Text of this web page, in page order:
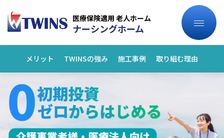
医療保険適用 老人ホーム
ナーシングホーム
メリット TWINSの強み 施工事例 取り組む理由